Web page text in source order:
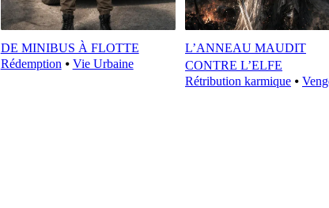
DE MINIBUS À FLOTTE
Rédemption ⦁ Vie Urbaine
L’ANNEAU MAUDIT
CONTRE L’ELFE
Rétribution karmique⦁